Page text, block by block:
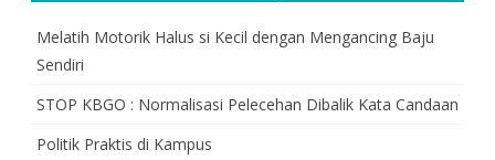
Melatih Motorik Halus si Kecil dengan Mengancing Baju
Sendiri
STOP KBGO : Normalisasi Pelecehan Dibalik Kata Candaan
Politik Praktis di Kampus